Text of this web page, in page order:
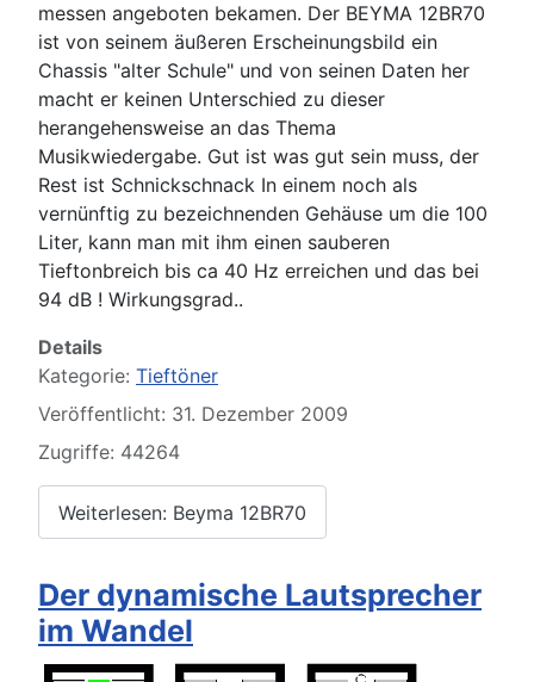
messen angeboten bekamen. Der BEYMA 12BR70
ist von seinem äußeren Erscheinungsbild ein
Chassis "alter Schule" und von seinen Daten her
macht er keinen Unterschied zu dieser
herangehensweise an das Thema
Musikwiedergabe. Gut ist was gut sein muss, der
Rest ist Schnickschnack In einem noch als
vernünftig zu bezeichnenden Gehäuse um die 100
Liter, kann man mit ihm einen sauberen
Tieftonbreich bis ca 40 Hz erreichen und das bei
94 dB ! Wirkungsgrad..
Details
Kategorie: Tieftöner
Veröffentlicht: 31. Dezember 2009
Zugriffe: 44264
Weiterlesen: Beyma 12BR70
Der dynamische Lautsprecher
im Wandel